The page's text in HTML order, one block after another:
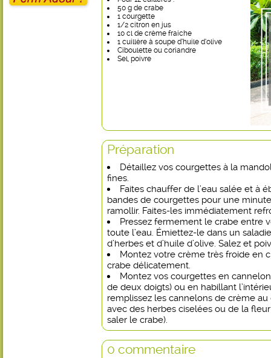
50 g de crabe
1 courgette
1/2 citron en jus
10 cl de crème fraiche
1 cuillère à soupe d’huile d’olive
Ciboulette ou coriandre
Sel, poivre
Préparation
Détaillez vos courgettes à la
fines.
Faites chauffer de l’eau salée et à
bandes de courgettes pour une
ramollir. Faites-les immédiatement
Pressez fermement le crabe entre
toute l’eau. Émiettez-le dans un
d’herbes et d’huile d’olive. Salez et
Montez votre crème très froide en
crabe délicatement.
Montez vos courgettes en
de deux doigts) ou en habillant
remplissez les cannelons de crème
avec des herbes ciselées ou de la
saler le crabe).
0 commentaire